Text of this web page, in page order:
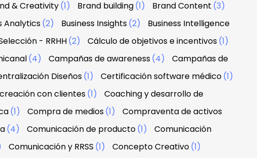
& Creativity(1) Brand building(1) Brand Content (3)
Analytics(2) Business Insights(2)
Business Intelligence
- RRHH(2) Cálculo de objetivos e incentivos(1)
(4) Campañas de awareness(4)
Campañas de
Diseños(1) Certificación software médico(1)
con clientes(1)
Coaching y desarrollo de
(1) Compra de medios(1)
Compraventa de activos
(4) Comunicación de producto(1)
Comunicación
Comunicación y RRSS (1) Concepto Creativo(1)